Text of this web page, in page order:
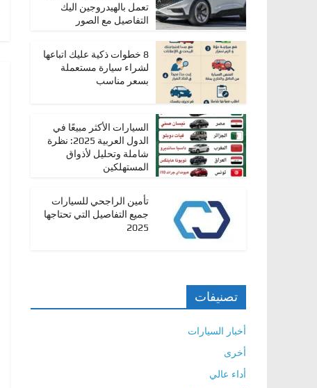
ر
تعمل بالهيدروجين اليك
التفاصيل مع الصور
8 خطوات ذكية عليك اتباعها
لشراء سيارة مستعملة
بسعر مناسب
السيارات الأكثر مبيعًا في
الدول العربية 2025: نظرة
شاملة وتحليل لأذواق
المستهلكين
تأمين الراجحي للسيارات
جميع التفاصيل التي تحتاجها
2025
تصنيفات
أخبار السيارات
أخرى
أداء عالي